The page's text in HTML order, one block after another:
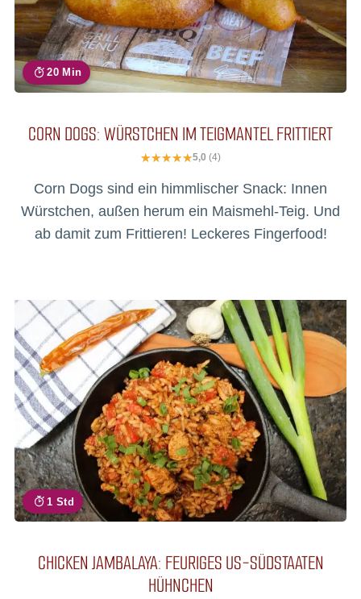
20 Min
CORN DOGS: WÜRSTCHEN IM TEIGMANTEL FRITTIERT
5,0 (4)
Corn Dogs sind ein himmlischer Snack: Innen
Würstchen, außen herum ein Maismehl-Teig. Und
ab damit zum Frittieren! Leckeres Fingerfood!
1 Std
CHICKEN JAMBALAYA: FEURIGES US-SÜDSTAATEN
HÜHNCHEN